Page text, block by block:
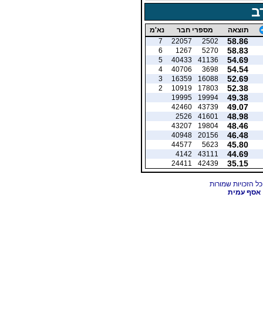
תוצאה מספרי חבר נא'מ
58.86
2502
22057
7
58.83
5270
1267
6
54.69
41136
40433
5
54.54
3698
40706
4
52.69
16088
16359
3
52.38
17803
10919
2
49.38
19994
19995
49.07
43739
42460
48.98
41601
2526
48.46
19804
43207
46.48
20156
40948
45.80
5623
44577
44.69
43111
4142
35.15
42439
24411
אסף עמית